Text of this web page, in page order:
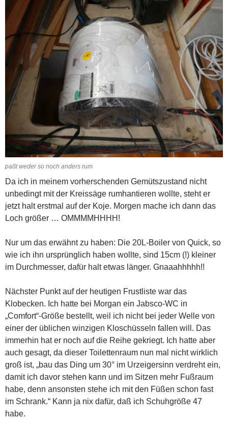
paßt weder so noch anders rum
Da ich in meinem vorherschenden Gemütszustand nicht
unbedingt mit der Kreissäge rumhantieren wollte, steht er
jetzt halt erstmal auf der Koje. Morgen mache ich dann das
Loch größer … OMMMMHHHH!
Nur um das erwähnt zu haben: Die 20L-Boiler von Quick, so
wie ich ihn ursprünglich haben wollte, sind 15cm (!) kleiner
im Durchmesser, dafür halt etwas länger. Gnaaahhhhh!!
Nächster Punkt auf der heutigen Frustliste war das
Klobecken. Ich hatte bei Morgan ein Jabsco-WC in
„Comfort“-Größe bestellt, weil ich nicht bei jeder Welle von
einer der üblichen winzigen Kloschüsseln fallen will. Das
immerhin hat er noch auf die Reihe gekriegt. Ich hatte aber
auch gesagt, da dieser Toilettenraum nun mal nicht wirklich
groß ist, „bau das Ding um 30° im Urzeigersinn verdreht ein,
damit ich davor stehen kann und im Sitzen mehr Fußraum
habe, denn ansonsten stehe ich mit den Füßen schon fast
im Schrank.“ Kann ja nix dafür, daß ich Schuhgröße 47
habe.